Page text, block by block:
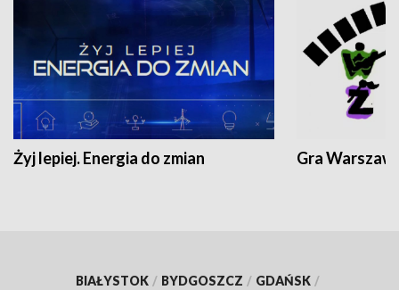
Żyj lepiej. Energia do zmian Gra
BIAŁYSTOK / BYDGOSZCZ / GDAŃSK /